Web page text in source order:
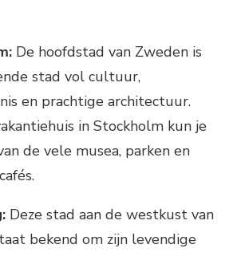
De hoofdstad van Zweden is
stad vol cultuur,
en prachtige architectuur.
in Stockholm kun je
de vele musea, parken en
Deze stad aan de westkust van
bekend om zijn levendige